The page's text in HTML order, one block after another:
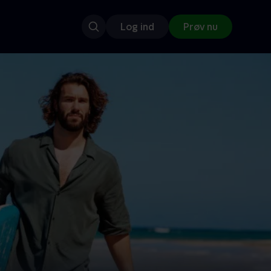
Log ind Prøv nu